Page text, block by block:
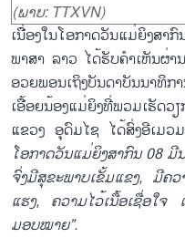
(ພາບ: TTXVN)
ເນື່ອງໃນໂອກາດວັນແມ່ຍິງສ
ພາສາ ລາວ ໄດ້ຮັບຄຳເຫັນຜ່
ອວຍພອນເຖິງບັນດາບັນນາທິ
ເອື້ອຍນ້ອງແມ່ຍິງທີ່ພວມເຮັດ
ແຂວງ ອຸດົມໄຊ ໄດ້ສົ່ງອີເມວ
ໂອກາດວັນແມ່ຍິງສາກົນ 08 ມີ
ຈົ່ງມີສຸຂະພາບເຂັ້ມແຂງ, ມີຄ
ແຮງ, ຄວາມໄວ້ເນື້ອເຊື່ອໃ
ມອບໝາຍ”.